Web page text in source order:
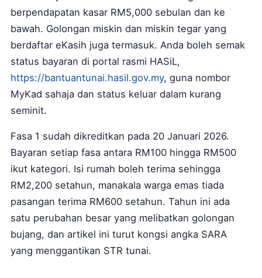
berpendapatan kasar RM5,000 sebulan dan ke
bawah. Golongan miskin dan miskin tegar yang
berdaftar eKasih juga termasuk. Anda boleh semak
status bayaran di portal rasmi HASiL,
https://bantuantunai.hasil.gov.my, guna nombor
MyKad sahaja dan status keluar dalam kurang
seminit.
Fasa 1 sudah dikreditkan pada 20 Januari 2026.
Bayaran setiap fasa antara RM100 hingga RM500
ikut kategori. Isi rumah boleh terima sehingga
RM2,200 setahun, manakala warga emas tiada
pasangan terima RM600 setahun. Tahun ini ada
satu perubahan besar yang melibatkan golongan
bujang, dan artikel ini turut kongsi angka SARA
yang menggantikan STR tunai.